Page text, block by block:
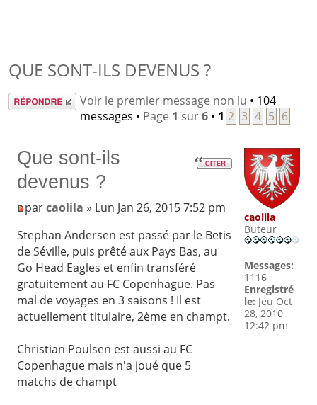
QUE SONT-ILS DEVENUS ?
Répondre Voir le premier message non lu • 104
messages • Page 1 sur6• 1 2 3 4 5 6
Que sont-ils
devenus ?
parcaolila » Lun Jan 26, 2015 7:52 pm
Stephan Andersen est passé par le Betis
de Séville, puis prêté aux Pays Bas, au
Go Head Eagles et enfin transféré
gratuitement au FC Copenhague. Pas
mal de voyages en 3 saisons ! Il est
actuellement titulaire, 2ème en champt.
Christian Poulsen est aussi au FC
Copenhague mais n'a joué que 5
matchs de champt
caolila
Buteur
Messages:
1116
Enregistré
le: Jeu Oct
28, 2010
12:42 pm